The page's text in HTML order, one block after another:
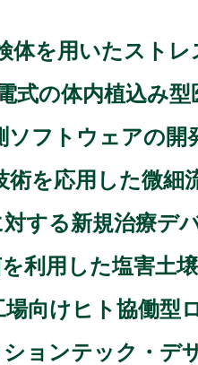
体を用いたスト
式の体内植込み
フトウェアの開
を応用した微細
する新規治療デ
利用した塩害土
向けヒト協働型
ョンテック・デ